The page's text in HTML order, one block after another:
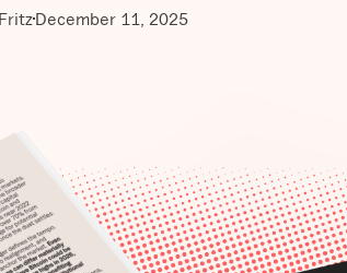
December 11, 2025